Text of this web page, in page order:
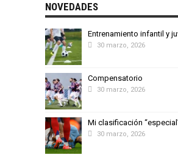
NOVEDADES
Entrenamiento infantil y
30 marzo, 2026
Compensatorio
30 marzo, 2026
Mi clasificación
30 marzo, 2026